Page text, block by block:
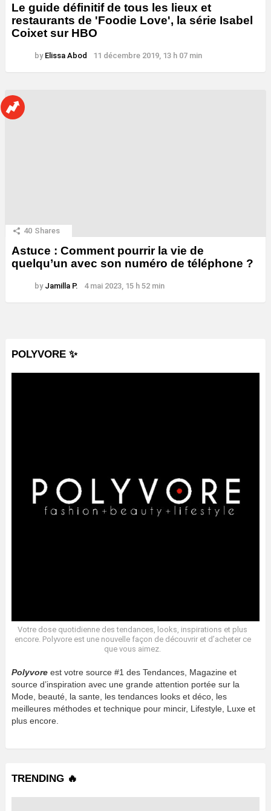
Le guide définitif de tous les lieux et
restaurants de 'Foodie Love', la série Isabel
Coixet sur HBO
by Elissa Abod 11 décembre 2019, 13 h 07 min
40 Shares
Astuce : Comment pourrir la vie de
quelqu’un avec son numéro de téléphone ?
by Jamilla P. 4 mai 2023, 15 h 52 min
POLYVORE ✨
Votre dose quotidienne des tendances, looks, inspirations et plus
encore. Polyvore est une nouvelle façon de découvrir et d’acheter ce
que vous aimez.
Polyvore est votre source #1 des Tendances, Magazine et
source d’inspiration avec une grande attention portée sur la
Mode, beauté, la sante, les tendances looks et déco, les
meilleures méthodes et technique pour mincir, Lifestyle, Luxe et
plus encore.
TRENDING 🔥